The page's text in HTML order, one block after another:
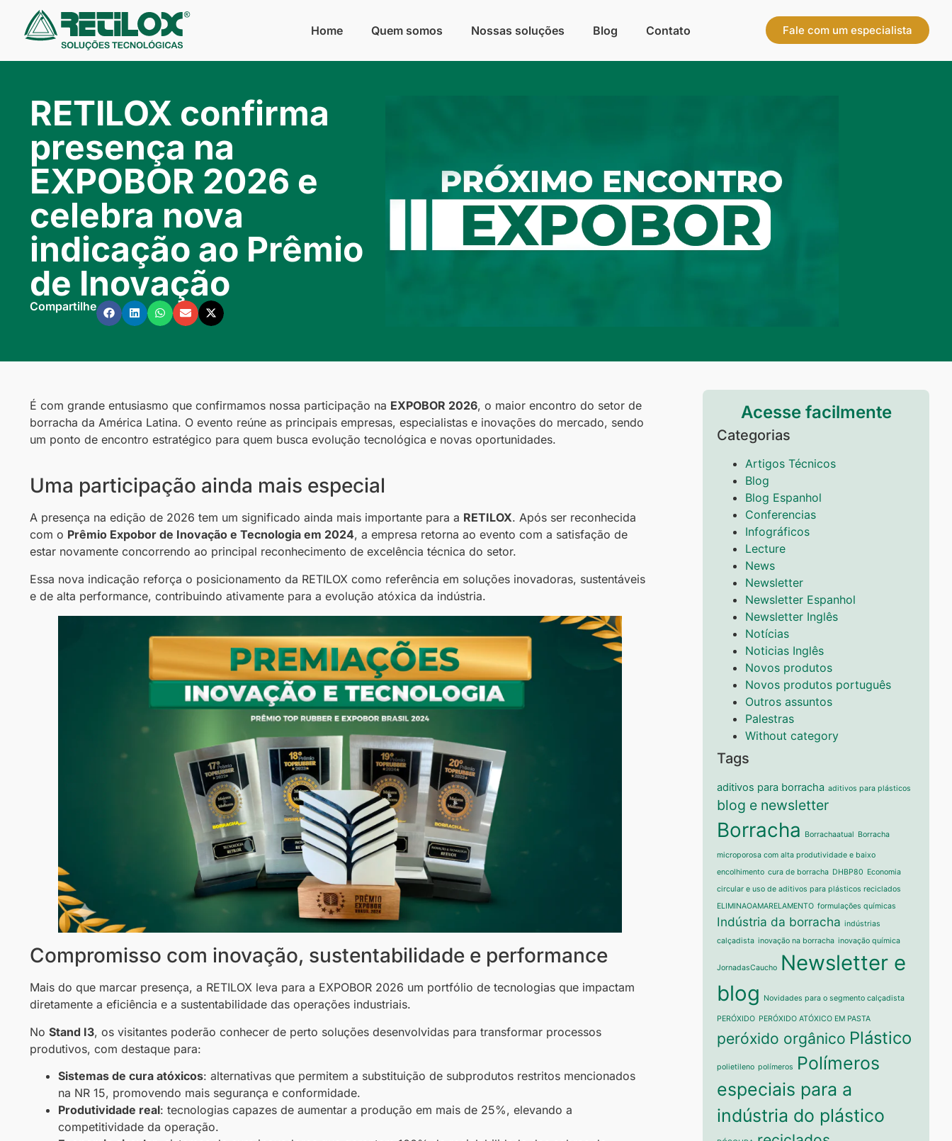
Home Quem somos Nossas soluções Blog Contato Fale com um especialista
RETILOX confirma
presença na
EXPOBOR 2026 e
celebra nova
indicação ao Prêmio
de Inovação
Compartilhe
É com grande entusiasmo que confirmamos nossa participação na EXPOBOR 2026, o maior encontro do setor de
borracha da América Latina. O evento reúne as principais empresas, especialistas e inovações do mercado, sendo
um ponto de encontro estratégico para quem busca evolução tecnológica e novas oportunidades.
Uma participação ainda mais especial
A presença na edição de 2026 tem um significado ainda mais importante para a RETILOX. Após ser reconhecida
com o Prêmio Expobor de Inovação e Tecnologia em 2024, a empresa retorna ao evento com a satisfação de
estar novamente concorrendo ao principal reconhecimento de excelência técnica do setor.
Essa nova indicação reforça o posicionamento da RETILOX como referência em soluções inovadoras, sustentáveis
e de alta performance, contribuindo ativamente para a evolução atóxica da indústria.
Compromisso com inovação, sustentabilidade e performance
Mais do que marcar presença, a RETILOX leva para a EXPOBOR 2026 um portfólio de tecnologias que impactam
diretamente a eficiência e a sustentabilidade das operações industriais.
No Stand I3, os visitantes poderão conhecer de perto soluções desenvolvidas para transformar processos
produtivos, com destaque para:
Sistemas de cura atóxicos: alternativas que permitem a substituição de subprodutos restritos mencionados
na NR 15, promovendo mais segurança e conformidade.
Produtividade real: tecnologias capazes de aumentar a produção em mais de 25%, elevando a
competitividade da operação.
Acesse facilmente
Categorias
Artigos Técnicos
Blog
Blog Espanhol
Conferencias
Infográficos
Lecture
News
Newsletter
Newsletter Espanhol
Newsletter Inglês
Notícias
Noticias Inglês
Novos produtos
Novos produtos português
Outros assuntos
Palestras
Without category
Tags
aditivos para borracha aditivos para plásticos
blog e newsletter
Borracha Borrachaatual Borracha
microporosa com alta produtividade e baixo
encolhimento cura de borracha DHBP80 Economia
circular e uso de aditivos para plásticos reciclados
ELIMINAOAMARELAMENTO formulações químicas
Indústria da borracha indústrias
calçadista inovação na borracha inovação química
JornadasCaucho Newsletter e
blog
Novidades para o segmento calçadista
PERÓXIDO PERÓXIDO ATÓXICO EM PASTA
peróxido orgânico Plástico
polietileno polímeros
Polímeros
especiais para a
indústria do plástico